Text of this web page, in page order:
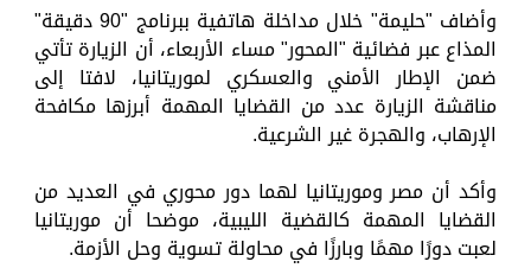
وأضاف "حليمة" خلال مداخلة هاتفية ببرنامج "90 دقيقة"
المذاع عبر فضائية "المحور" مساء الأربعاء، أن الزيارة تأتي
ضمن الإطار الأمني والعسكري لموريتانيا، لافتا إلى
مناقشة الزيارة عدد من القضايا المهمة أبرزها مكافحة
الإرهاب، والهجرة غير الشرعية.
وأكد أن مصر وموريتانيا لهما دور محوري في العديد من
القضايا المهمة كالقضية الليبية، موضحا أن موريتانيا
لعبت دورًا مهمًا وبارزًا في محاولة تسوية وحل الأزمة.